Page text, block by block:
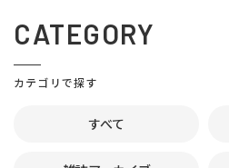
CATEGORY
カテゴリで探す
すべて